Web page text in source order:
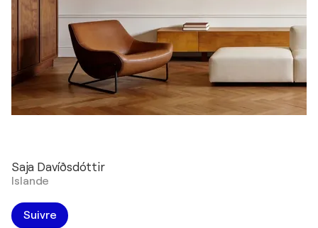
Saja Davíðsdóttir
Islande
Suivre